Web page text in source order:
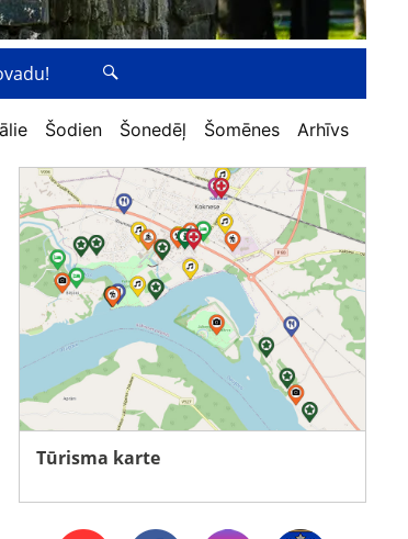
Šodien Šonedēļ Šomēnes Arhīvs
Tūrisma karte